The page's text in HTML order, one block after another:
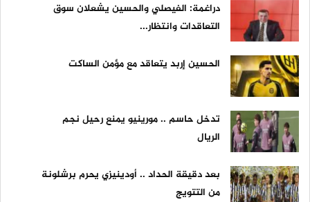
دراغمة: الفيصلي والحسين يشعلان سوق
التعاقدات وانتظار...
الحسين إربد يتعاقد مع مؤمن الساكت
تدخل حاسم .. مورينيو يمنع رحيل نجم
الريال
بعد دقيقة الحداد .. أودينيزي يحرم برشلونة
من التتويج